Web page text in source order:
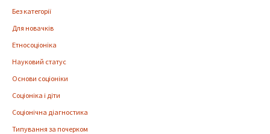
Без категорії
Для новачків
Етносоціоніка
Науковий статус
Основи соціоніки
Соціоніка і діти
Соціонічна діагностика
Типування за почерком